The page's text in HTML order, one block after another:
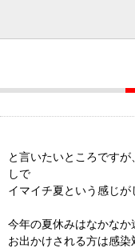
と言いたいところです
しで
イマイチ夏という感じ
今年の夏休みはなかなか
お出かけされる方は感